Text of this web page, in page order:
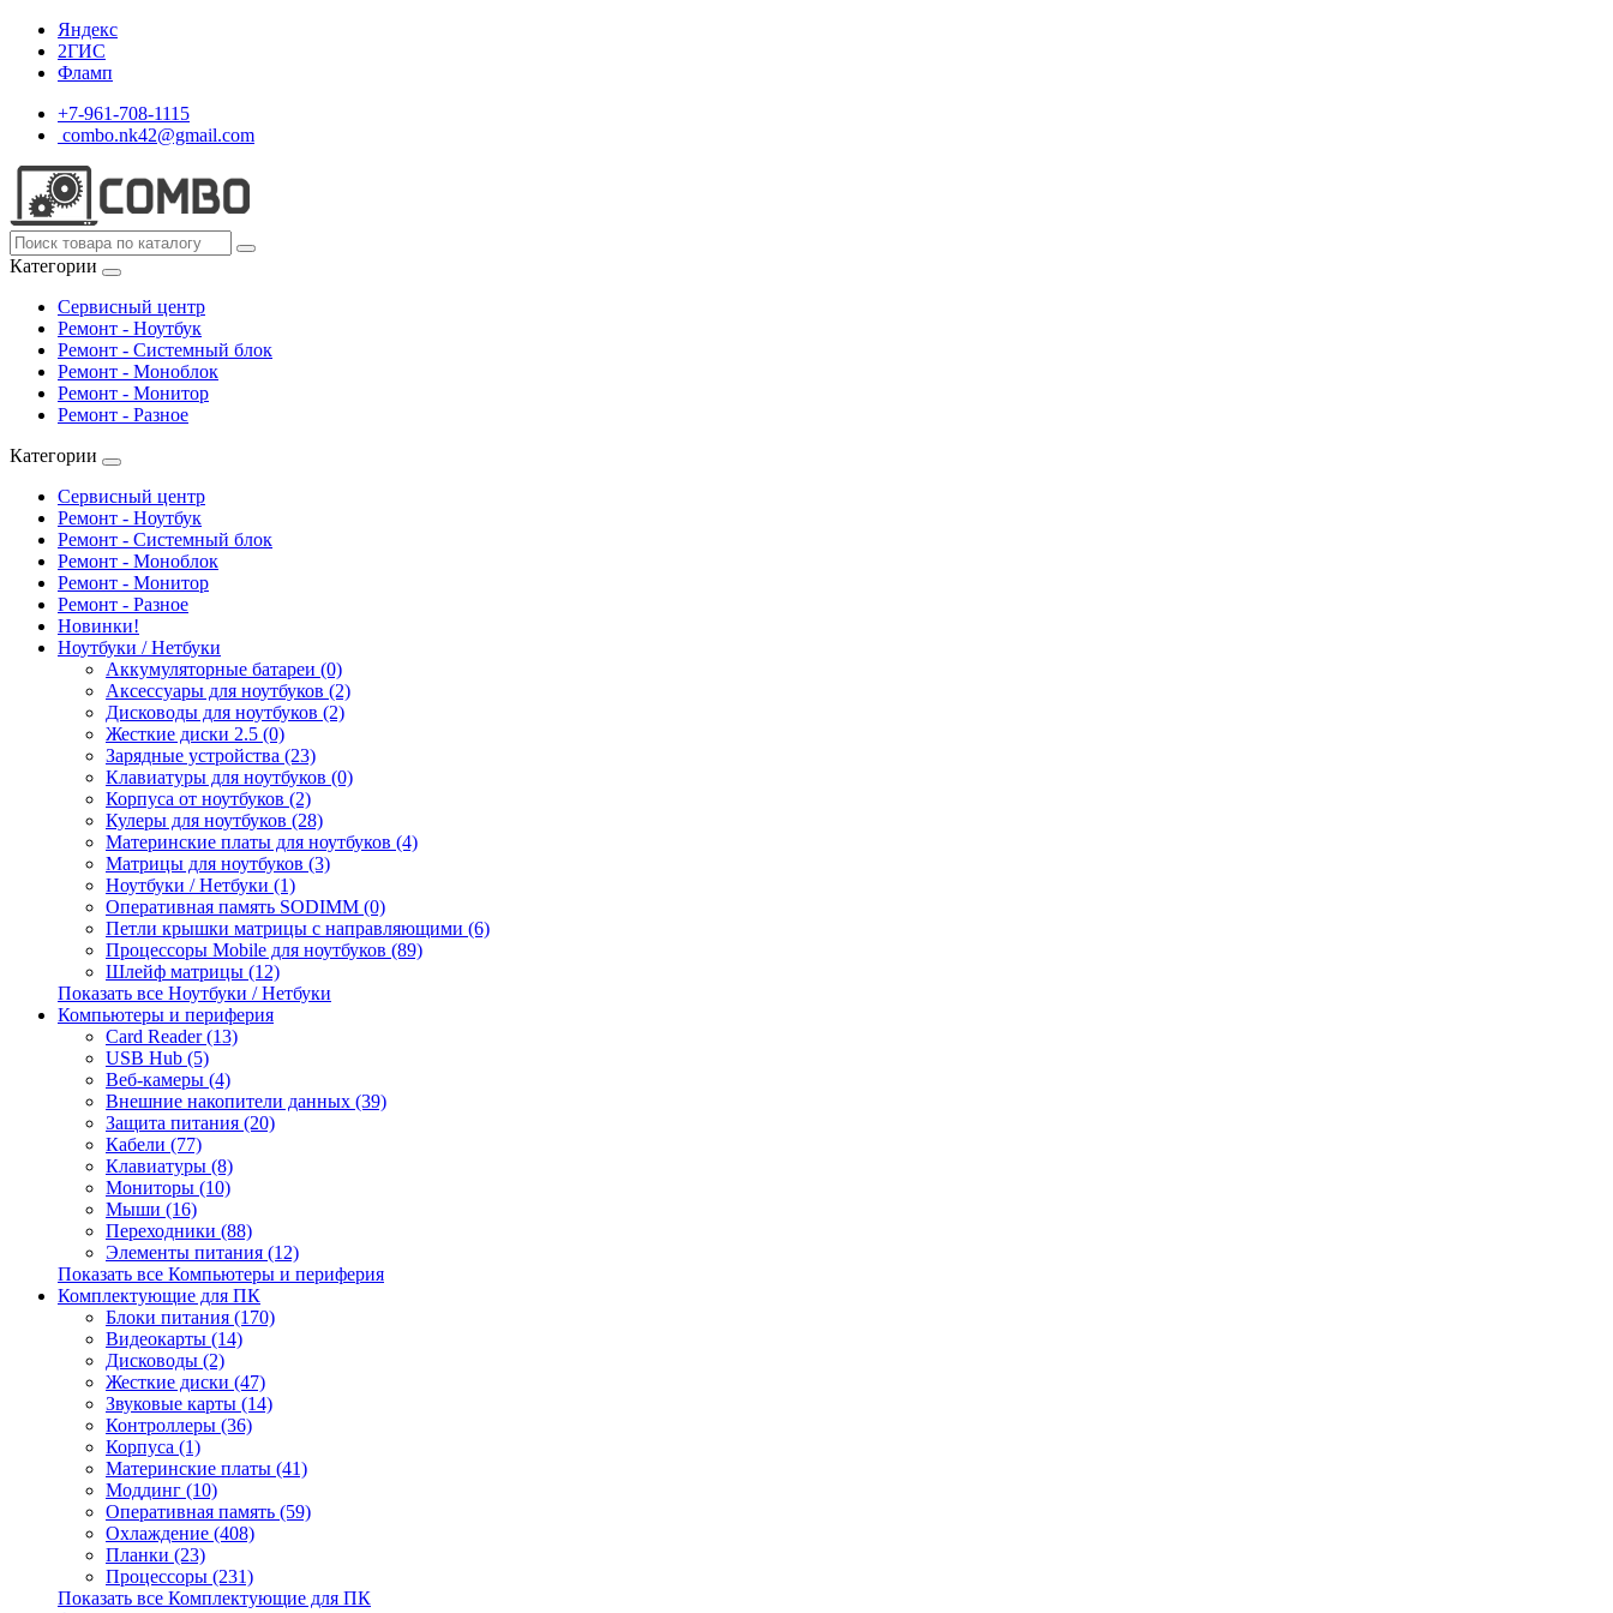
Яндекс
2ГИС
Фламп
+7-961-708-1115
combo.nk42@gmail.com
Категории
Сервисный центр
Ремонт - Ноутбук
Ремонт - Системный блок
Ремонт - Моноблок
Ремонт - Монитор
Ремонт - Разное
Категории
Сервисный центр
Ремонт - Ноутбук
Ремонт - Системный блок
Ремонт - Моноблок
Ремонт - Монитор
Ремонт - Разное
Новинки!
Ноутбуки / Нетбуки
Аккумуляторные батареи (0)
Аксессуары для ноутбуков (2)
Дисководы для ноутбуков (2)
Жесткие диски 2.5 (0)
Зарядные устройства (23)
Клавиатуры для ноутбуков (0)
Корпуса от ноутбуков (2)
Кулеры для ноутбуков (28)
Материнские платы для ноутбуков (4)
Матрицы для ноутбуков (3)
Ноутбуки / Нетбуки (1)
Оперативная память SODIMM (0)
Петли крышки матрицы с направляющими (6)
Процессоры Mobile для ноутбуков (89)
Шлейф матрицы (12)
Показать все Ноутбуки / Нетбуки
Компьютеры и периферия
Card Reader (13)
USB Hub (5)
Веб-камеры (4)
Внешние накопители данных (39)
Защита питания (20)
Кабели (77)
Клавиатуры (8)
Мониторы (10)
Мыши (16)
Переходники (88)
Элементы питания (12)
Показать все Компьютеры и периферия
Комплектующие для ПК
Блоки питания (170)
Видеокарты (14)
Дисководы (2)
Жесткие диски (47)
Звуковые карты (14)
Контроллеры (36)
Корпуса (1)
Материнские платы (41)
Моддинг (10)
Оперативная память (59)
Охлаждение (408)
Планки (23)
Процессоры (231)
Показать все Комплектующие для ПК